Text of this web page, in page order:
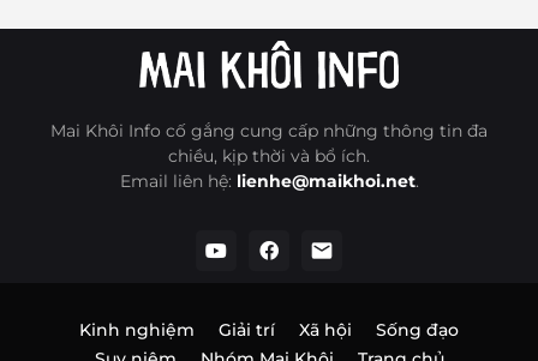
Mai Khôi Info cố gắng cung cấp những thông tin đa
chiều, kịp thời và bổ ích.
Email liên hệ: lienhe@maikhoi.net.
Kinh nghiệm Giải trí Xã hội
Sống đạo